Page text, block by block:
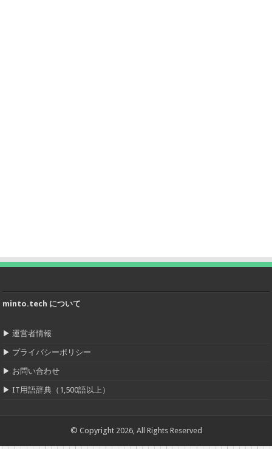
minto.tech について
▶運営者情報
▶ プライバシーポリシー
▶ お問い合わせ
▶IT用語辞典（1,500語以上）
© Copyright 2026, All Rights Reserved